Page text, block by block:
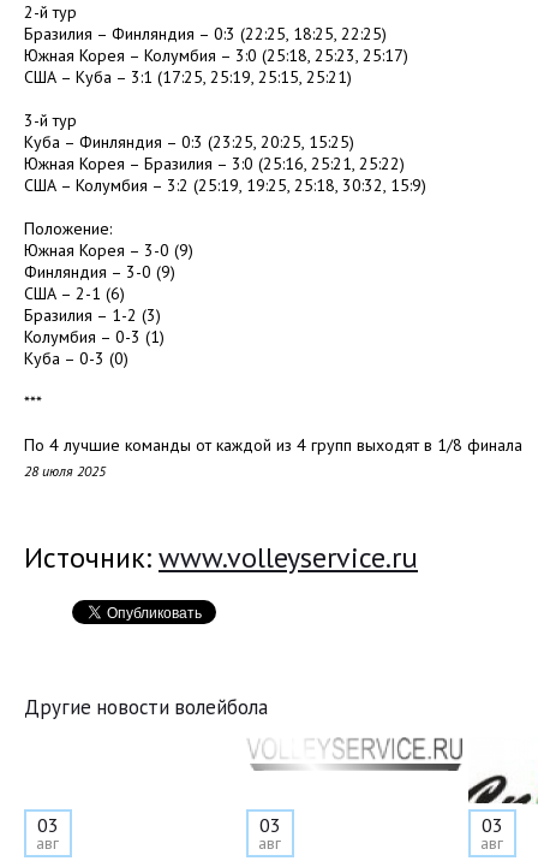
2-й тур
Бразилия – Финляндия – 0:3 (22:25, 18:25, 22:25)
Южная Корея – Колумбия – 3:0 (25:18, 25:23, 25:17)
США – Куба – 3:1 (17:25, 25:19, 25:15, 25:21)
3-й тур
Куба – Финляндия – 0:3 (23:25, 20:25, 15:25)
Южная Корея – Бразилия – 3:0 (25:16, 25:21, 25:22)
США – Колумбия – 3:2 (25:19, 19:25, 25:18, 30:32, 15:9)
Положение:
Южная Корея – 3-0 (9)
Финляндия – 3-0 (9)
США – 2-1 (6)
Бразилия – 1-2 (3)
Колумбия – 0-3 (1)
Куба – 0-3 (0)
***
По 4 лучшие команды от каждой из 4 групп выходят в 1/8 финала
28 июля 2025
Источник:www.volleyservice.ru
Другие новости волейбола
03
авг
03
авг
03
авг